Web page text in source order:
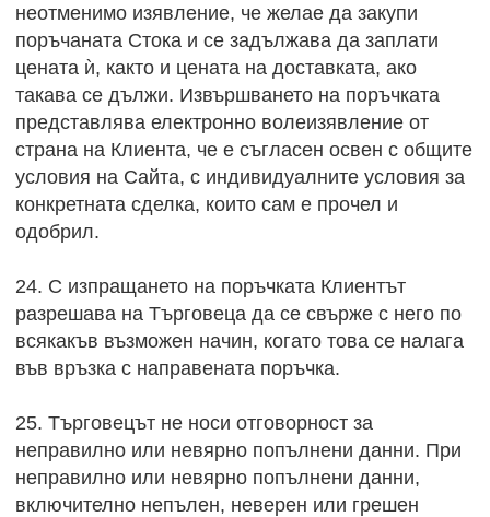
неотменимо изявление, че желае да закупи
поръчаната Стока и се задължава да заплати
цената ѝ, както и цената на доставката, ако
такава се дължи. Извършването на поръчката
представлява електронно волеизявление от
страна на Клиента, че е съгласен освен с общите
условия на Сайта, с индивидуалните условия за
конкретната сделка, които сам е прочел и
одобрил.
24. С изпращането на поръчката Клиентът
разрешава на Търговеца да се свърже с него по
всякакъв възможен начин, когато това се налага
във връзка с направената поръчка.
25. Търговецът не носи отговорност за
неправилно или невярно попълнени данни. При
неправилно или невярно попълнени данни,
включително непълен, неверен или грешен